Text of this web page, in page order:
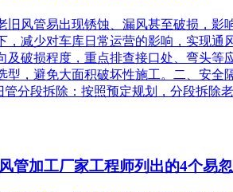
旧风管易出现锈蚀、漏风甚至破损，
，减少对车库日常运营的影响，实现
及破损程度，重点排查接口处、弯头
型，避免大面积破坏性施工。二、安
分段拆除：按照预定规划，分段拆
管加工厂家工程师列出的4个易